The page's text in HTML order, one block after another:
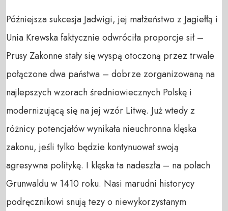
Późniejsza sukcesja Jadwigi, jej małżeństwo z Jagiełłą i
Unia Krewska faktycznie odwróciła proporcje sił –
Prusy Zakonne stały się wyspą otoczoną przez trwale
połączone dwa państwa – dobrze zorganizowaną na
najlepszych wzorach średniowiecznych Polskę i
modernizującą się na jej wzór Litwę. Już wtedy z
różnicy potencjałów wynikała nieuchronna klęska
zakonu, jeśli tylko będzie kontynuował swoją
agresywna politykę. I klęska ta nadeszła – na polach
Grunwaldu w 1410 roku. Nasi marudni historycy
podręcznikowi snują tezy o niewykorzystanym